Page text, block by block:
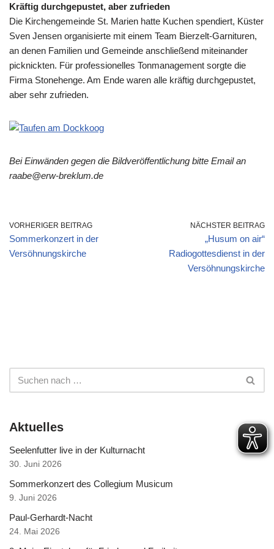
Kräftig durchgepustet, aber zufrieden
Die Kirchengemeinde St. Marien hatte Kuchen spendiert, Küster
Sven Jensen organisierte mit einem Team Bierzelt-Garnituren,
an denen Familien und Gemeinde anschließend miteinander
picknickten. Für professionelles Tonmanagement sorgte die
Firma Stonehenge. Am Ende waren alle kräftig durchgepustet,
aber sehr zufrieden.
Bei Einwänden gegen die Bildveröffentlichung bitte Email an
raabe@erw-breklum.de
VORHERIGER BEITRAG
Sommerkonzert in der
Versöhnungskirche
NÄCHSTER BEITRAG
„Husum on air“
Radiogottesdienst in der
Versöhnungskirche
Aktuelles
Seelenfutter live in der Kulturnacht
30. Juni 2026
Sommerkonzert des Collegium Musicum
9. Juni 2026
Paul-Gerhardt-Nacht
24. Mai 2026